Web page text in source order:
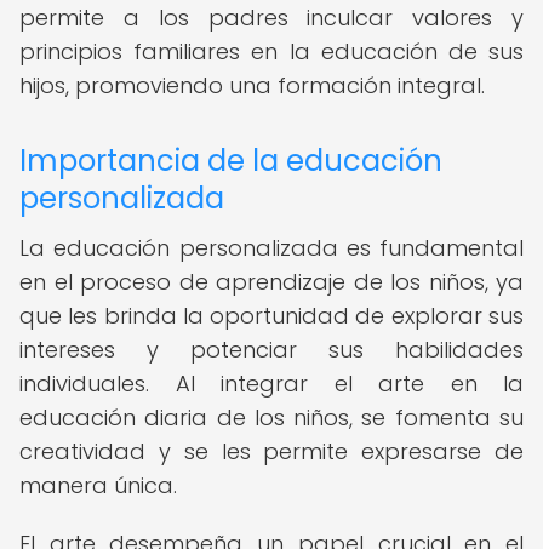
permite a los padres inculcar valores y
principios familiares en la educación de sus
hijos, promoviendo una formación integral.
Importancia de la educación
personalizada
La educación personalizada es fundamental
en el proceso de aprendizaje de los niños, ya
que les brinda la oportunidad de explorar sus
intereses y potenciar sus habilidades
individuales. Al integrar el arte en la
educación diaria de los niños, se fomenta su
creatividad y se les permite expresarse de
manera única.